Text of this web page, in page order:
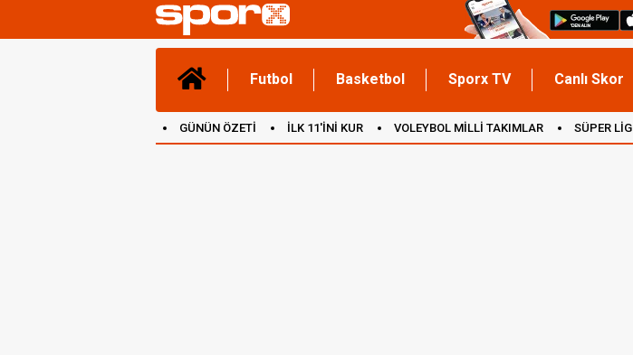
Futbol Basketbol Sporx TV Canlı Skor
GÜNÜN ÖZETİ İLK 11'İNİ KUR VOLEYBOL MİLLİ TAKIMLAR SÜPER LİG